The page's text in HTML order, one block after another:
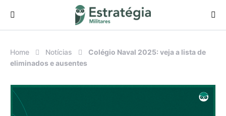
Procurar:
Home Notícias
Colégio Naval 2025: veja a lista de
eliminados e ausentes